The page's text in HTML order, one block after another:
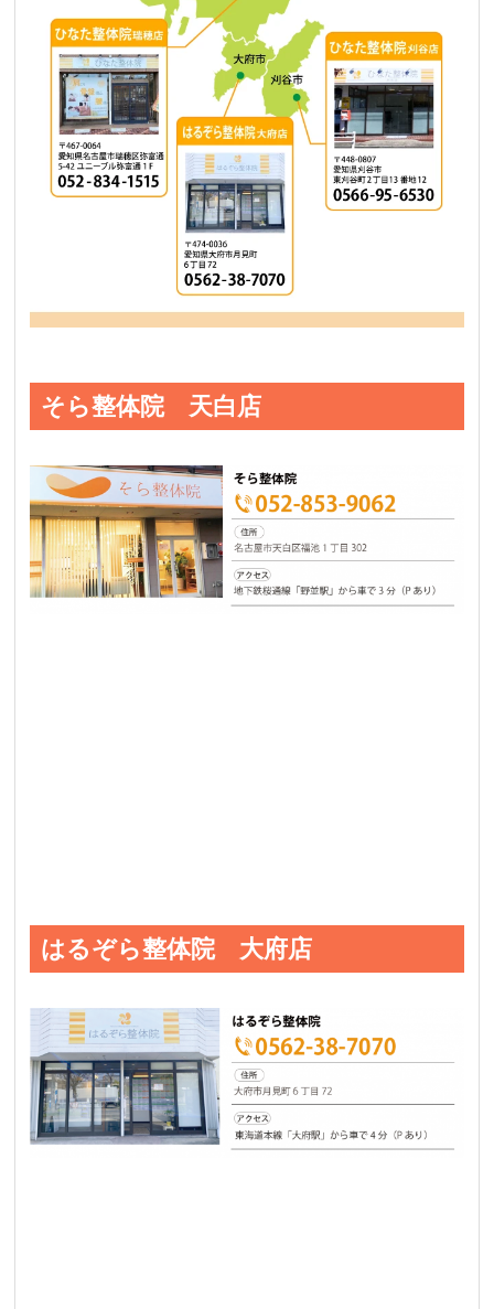
そら整体院 天白店
はるぞら整体院 大府店